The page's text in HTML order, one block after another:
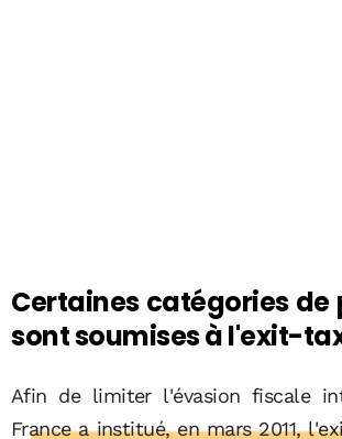
Certaines catégories
sont soumises à l'exit-
Afin de limiter l'évasion fiscale
France a institué, en mars 2011,